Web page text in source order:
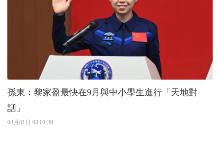
孫東：黎家盈最快在9月與中小學生進行「天地對
話」
08月01日 08:01:39